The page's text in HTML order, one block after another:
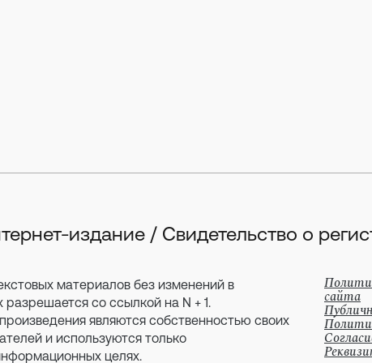
издание / Свидетельство о
материалов без изменений в
со ссылкой на N + 1.
являются собственностью своих
и используются только
целях.
сайта